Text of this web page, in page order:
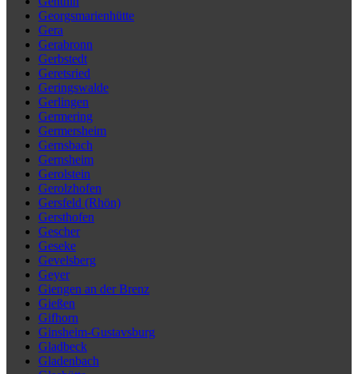
Georgsmarienhütte
Gera
Gerabronn
Gerbstedt
Geretsried
Geringswalde
Gerlingen
Germering
Germersheim
Gernsbach
Gernsheim
Gerolstein
Gerolzhofen
Gersfeld (Rhön)
Gersthofen
Gescher
Geseke
Gevelsberg
Geyer
Giengen an der Brenz
Gießen
Gifhorn
Ginsheim-Gustavsburg
Gladbeck
Gladenbach